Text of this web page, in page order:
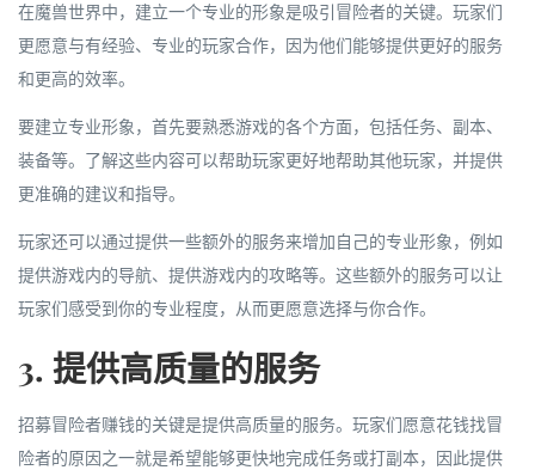
在魔兽世界中，建立一个专业的形象是吸引冒险者的关键。玩家们
更愿意与有经验、专业的玩家合作，因为他们能够提供更好的服务
和更高的效率。
要建立专业形象，首先要熟悉游戏的各个方面，包括任务、副本、
装备等。了解这些内容可以帮助玩家更好地帮助其他玩家，并提供
更准确的建议和指导。
玩家还可以通过提供一些额外的服务来增加自己的专业形象，例如
提供游戏内的导航、提供游戏内的攻略等。这些额外的服务可以让
玩家们感受到你的专业程度，从而更愿意选择与你合作。
3. 提供高质量的服务
招募冒险者赚钱的关键是提供高质量的服务。玩家们愿意花钱找冒
险者的原因之一就是希望能够更快地完成任务或打副本，因此提供